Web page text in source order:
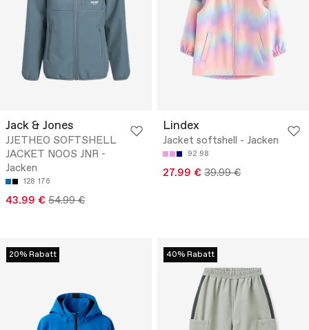
Jack & Jones
JJETHEO SOFTSHELL
JACKET NOOS JNR -
Jacken
128 176
43.99 € 54.99 €
Lindex
Jacket softshell - Jacken
92 98
27.99 € 39.99 €
20% Rabatt 40% Rabatt